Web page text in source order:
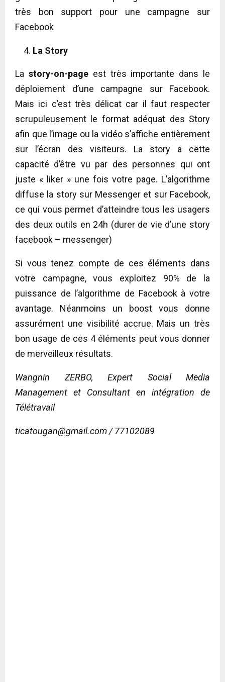
très bon support pour une campagne sur
Facebook
La Story
La story-on-pageest très importante dans le
déploiement d’une campagne sur Facebook.
Mais ici c’est très délicat car il faut respecter
scrupuleusement le format adéquat des Story
afin que l’image ou la vidéo s’affiche entièrement
sur l’écran des visiteurs. La story a cette
capacité d’être vu par des personnes qui ont
juste « liker » une fois votre page. L’algorithme
diffuse la story sur Messenger et sur Facebook,
ce qui vous permet d’atteindre tous les usagers
des deux outils en 24h (durer de vie d’une story
facebook – messenger)
Si vous tenez compte de ces éléments dans
votre campagne, vous exploitez 90% de la
puissance de l’algorithme de Facebook à votre
avantage. Néanmoins un boost vous donne
assurément une visibilité accrue. Mais un très
bon usage de ces 4 éléments peut vous donner
de merveilleux résultats.
Wangnin ZERBO, Expert Social Media
Management et Consultant en intégration de
Télétravail
ticatougan@gmail.com/ 77102089